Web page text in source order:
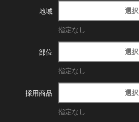
地域 選択
指定なし
部位 選択
指定なし
採用商品 選択
指定なし